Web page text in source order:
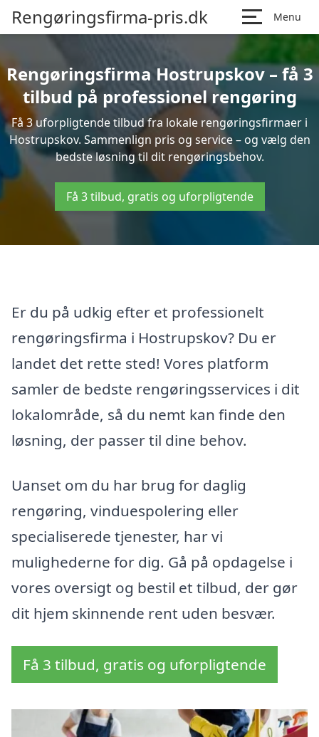
Rengøringsfirma-pris.dk Menu
Rengøringsfirma Hostrupskov – få 3
tilbud på professionel rengøring
Få 3 uforpligtende tilbud fra lokale rengøringsfirmaer i
Hostrupskov. Sammenlign pris og service – og vælg den
bedste løsning til dit rengøringsbehov.
Få 3 tilbud, gratis og uforpligtende
Er du på udkig efter et professionelt
rengøringsfirma i Hostrupskov? Du er
landet det rette sted! Vores platform
samler de bedste rengøringsservices i dit
lokalområde, så du nemt kan finde den
løsning, der passer til dine behov.
Uanset om du har brug for daglig
rengøring, vinduespolering eller
specialiserede tjenester, har vi
mulighederne for dig. Gå på opdagelse i
vores oversigt og bestil et tilbud, der gør
dit hjem skinnende rent uden besvær.
Få 3 tilbud, gratis og uforpligtende